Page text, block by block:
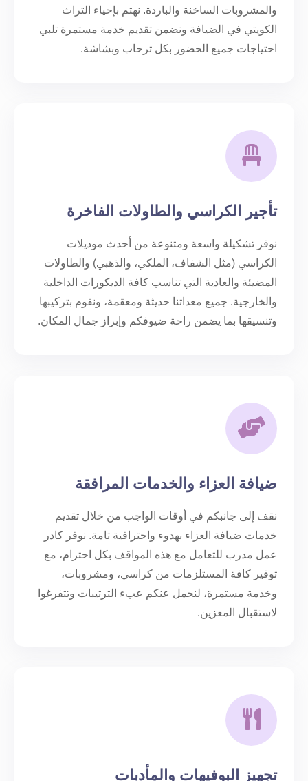
والمشروبات الساخنة والباردة. نهتم بإحياء التراث
الكويتي في الضيافة ونضمن تقديم خدمة مستمرة تلبي
احتياجات جميع الحضور بكل ترحاب وبشاشة.
تأجير الكراسي والطاولات الفاخرة
نوفر تشكيلة واسعة ومتنوعة من أحدث موديلات
الكراسي (مثل الشفاف، الملكي، والذهبي) والطاولات
المضيئة والعادية التي تناسب كافة الديكورات الداخلية
والخارجية. جميع معداتنا حديثة ومعقمة، ونقوم بتركيبها
وتنسيقها بما يضمن راحة ضيوفكم وإبراز جمال المكان.
ضيافة العزاء والخدمات المرافقة
نقف إلى جانبكم في أوقات الواجب من خلال تقديم
خدمات ضيافة العزاء بهدوء واحترافية تامة. نوفر كادر
عمل مدرب للتعامل مع هذه المواقف بكل احترام، مع
توفير كافة المستلزمات من كراسي، ومشروبات،
وخدمة مستمرة، لنحمل عنكم عبء الترتيبات وتتفرغوا
لاستقبال المعزين.
تجهيز البوفيهات والمأدبات